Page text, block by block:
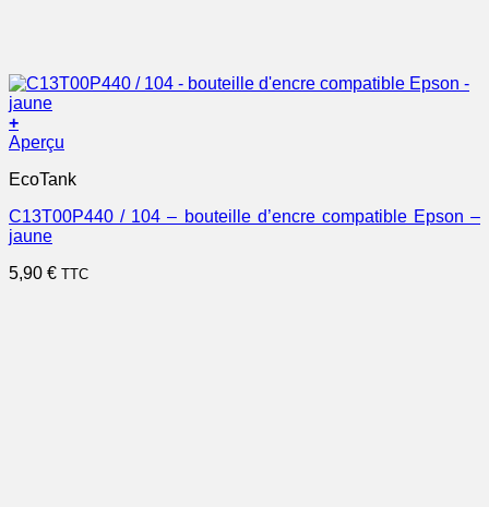
+
Aperçu
EcoTank
C13T00P440 / 104 – bouteille d’encre compatible Epson –
jaune
5,90 € TTC